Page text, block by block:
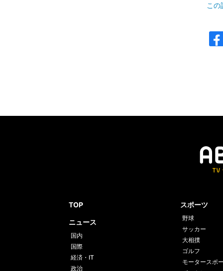
この
TOP
ニュース
国内
国際
経済・IT
政治
スポーツ
野球
サッカー
大相撲
ゴルフ
モータースポ